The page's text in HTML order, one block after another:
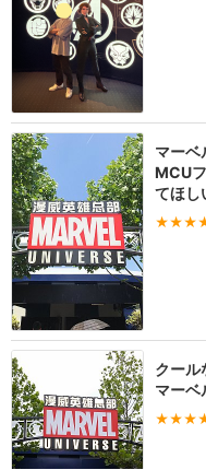
マーベ
MCU
てほし
クール
マーベ